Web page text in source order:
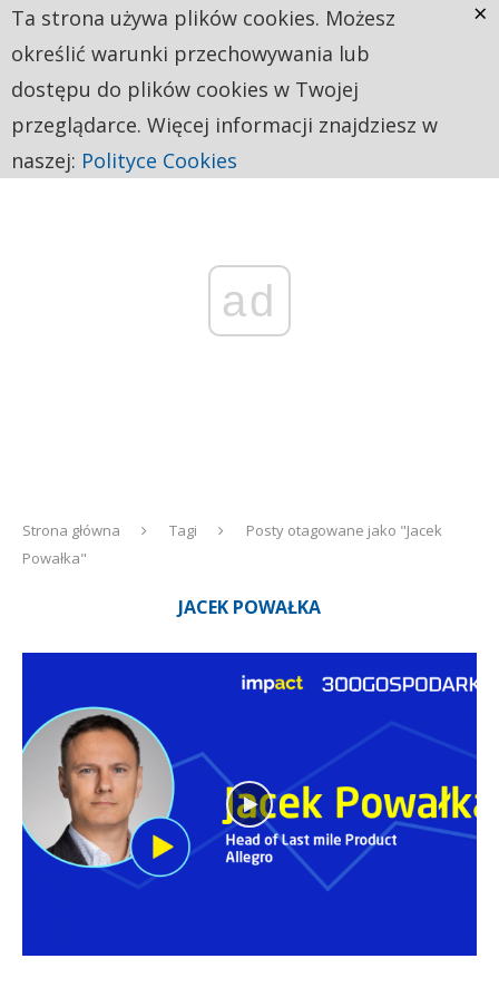
ad
Strona główna Tagi
Posty otagowane jako "Jacek
Powałka"
JACEK POWAŁKA
Ta strona używa plików cookies. Możesz
określić warunki przechowywania lub
dostępu do plików cookies w Twojej
przeglądarce. Więcej informacji znajdziesz w
naszej: Polityce Cookies
×